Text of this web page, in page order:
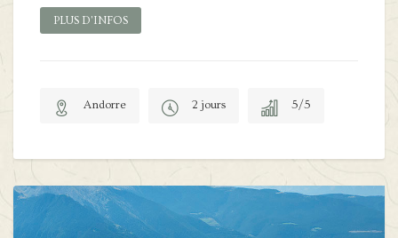
PLUS D'INFOS
Andorre 2 jours 5/5